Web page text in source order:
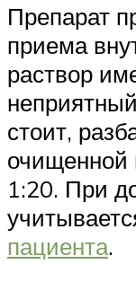
Препарат
приема
раствор
стоит,
очищенной
1:20. При
пациента.